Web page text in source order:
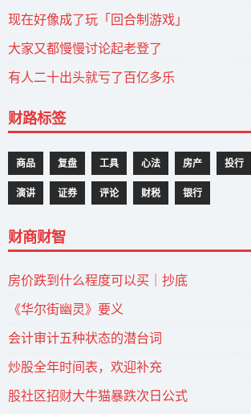
现在好像成了玩「回合制游戏」
大家又都慢慢讨论起老登了
有人二十出头就亏了百亿多乐
财路标签
商品 复盘 工具 心法 房产 投行
演讲 证券 评论 财税 银行
财商财智
房价跌到什么程度可以买｜抄底
《华尔街幽灵》要义
会计审计五种状态的潜台词
炒股全年时间表，欢迎补充
股社区招财大牛猫暴跌次日公式